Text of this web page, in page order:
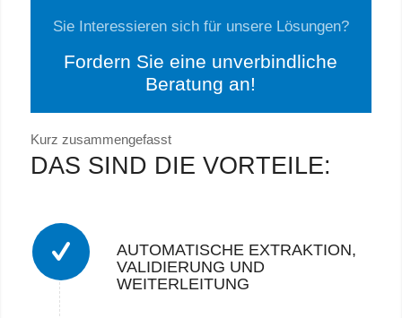
Sie Interessieren sich für unsere Lösungen?
Fordern Sie eine unverbindliche
Beratung an!
Kurz zusammengefasst
DAS SIND DIE VORTEILE:
AUTOMATISCHE EXTRAKTION,
VALIDIERUNG UND
WEITERLEITUNG